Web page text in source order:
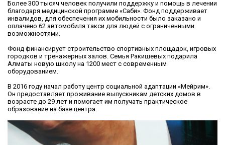
Более 300 тысяч человек получили поддержку и помощь в лечении
благодаря медицинской программе «Саби». Фонд поддерживает
инвалидов, для обеспечения их мобильности было заказано и
оплачено 62 автомобиля такси для людей с ограниченными
возможностями.
Фонд финансирует строительство спортивных площадок, игровых
городков и тренажерных залов. Семья Ракишевых подарила
Алматы новую школу на 1200 мест с современным
оборудованием.
В 2016 году начал работу центр социальной адаптации «Мейрим».
Он предоставляет проживание выпускникам детских домов в
возрасте до 29 лет и помогает им получать практическое
образование на базе центра.